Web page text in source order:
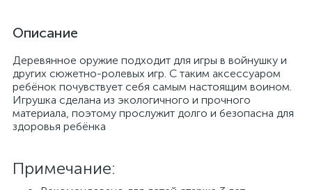
Описание
Деревянное оружие подходит для игры в войнушку и
других сюжетно-ролевых игр. С таким аксессуаром
ребёнок почувствует себя самым настоящим воином.
Игрушка сделана из экологичного и прочного
материала, поэтому прослужит долго и безопасна для
здоровья ребёнка
Примечание: